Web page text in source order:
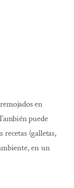
en
puede
(galletas,
en un